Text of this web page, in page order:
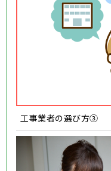
工事業者の選び方③